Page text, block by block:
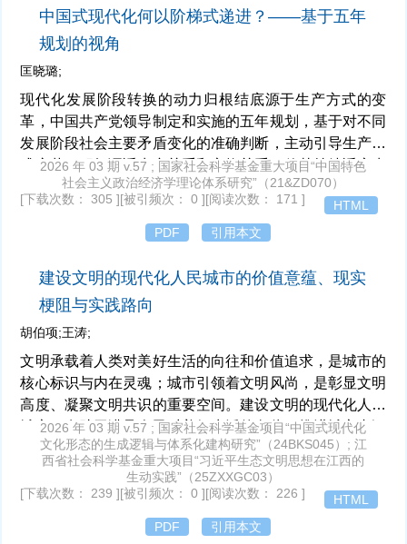
中国式现代化何以阶梯式递进？——基于五年
规划的视角
匡晓璐;
现代化发展阶段转换的动力归根结底源于生产方式的变
革，中国共产党领导制定和实施的五年规划，基于对不同
发展阶段社会主要矛盾变化的准确判断，主动引导生产方
式变革，积极调适生产关系和交换关系，使其持续适应生
产力发展要求。我国从“一五”计划到“五五”计划，集中资
源建立独立自主的工业体系；从“六五”计划到“十二五”规
划，确立并不断完善社会主义市场经济体制；自“十三
期的量变积累推动中国式现代化阶梯式递进。面对中国式
现代化阶梯式递进的关键挑战，我国应以转变企业生产方
式、推进乡村全面振兴、深化经济体制改革、扩大高水平
对外开放、统筹高质量发展和高水平安全为战略重点，推
进中国式现代化行稳致远。
2026 年 03 期 v.57 ; 国家社会科学基金重大项目“中国特色
社会主义政治经济学理论体系研究”（21&ZD070）
[下载次数： 305 ][被引频次： 0 ][阅读次数： 171 ]
HTML
PDF
引用本文
建设文明的现代化人民城市的价值意蕴、现实
梗阻与实践路向
胡伯项;王涛;
文明承载着人类对美好生活的向往和价值追求，是城市的
核心标识与内在灵魂；城市引领着文明风尚，是彰显文明
高度、凝聚文明共识的重要空间。建设文明的现代化人民
城市，有助于满足人民对美好生活的向往，推进城市内涵
式发展，为世界提供中国式现代化城市样板。立足现代化
人民城市的文明维度，针对城市文化资源活化不足、市民
文明素养参差不齐、城乡文明融合发展受限等问题，要做
好活化文章、推进素养工程、促进城乡文明融合发展的实
践路向。着力建设以人民为中心、以崇德向善为导向，实
2026 年 03 期 v.57 ; 国家社会科学基金项目“中国式现代化
文化形态的生成逻辑与体系化建构研究”（24BKS045）; 江
西省社会科学基金重大项目“习近平生态文明思想在江西的
生动实践”（25ZXXGC03）
[下载次数： 239 ][被引频次： 0 ][阅读次数： 226 ]
HTML
PDF
引用本文